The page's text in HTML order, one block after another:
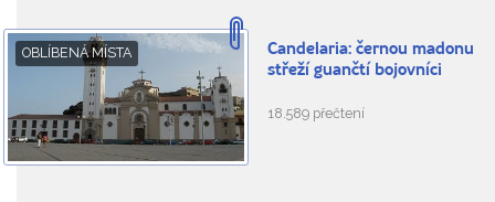
OBLÍBENÁ MÍSTA
Candelaria: černou madonu
střeží guančtí bojovníci
18.589 přečtení